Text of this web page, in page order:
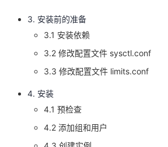
发
3. 安装前的准备
3.1 安装依赖
3.2 修改配置文件 sysctl.conf
3.3 修改配置文件 limits.conf
4. 安装
4.1 预检查
4.2 添加组和用户